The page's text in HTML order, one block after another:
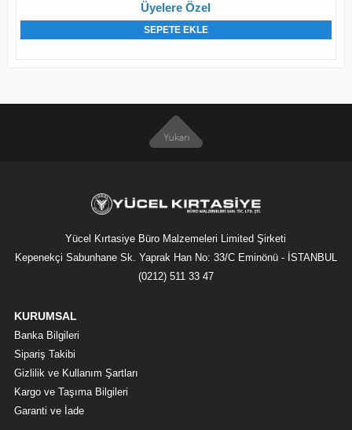
Üyelere Özel
SEPETE EKLE
Yücel Kırtasiye Büro Malzemeleri Limited Şirketi
Kepenekçi Sabunhane Sk. Yaprak Han No: 33/C Eminönü - İSTANBUL
(0212) 511 33 47
KURUMSAL
Banka Bilgileri
Sipariş Takibi
Gizlilik ve Kullanım Şartları
Kargo ve Taşıma Bilgileri
Garanti ve İade